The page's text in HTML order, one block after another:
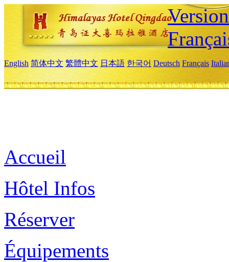
English 简体中文 繁體中文 日本語 한국어 Deutsch Français
Accueil
Hôtel Infos
Réserver
Équipements